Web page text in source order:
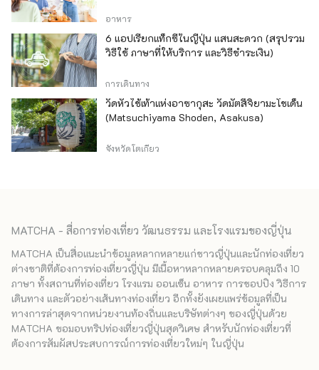
อาหาร
6 แอปเรียกแท็กซี่ในญี่ปุ่น แสนสะดวก (สรุปรวม
วิธีใช้ ภาษาที่ให้บริการ และวิธีชำระเงิน)
การเดินทาง
วัดหัวไช้เท้าแห่งอาซากุสะ วัดมัตสึจิยามะโชเด็น
(Matsuchiyama Shoden, Asakusa)
จังหวัดโตเกียว
MATCHA - สื่อการท่องเที่ยว วัฒนธรรม และโรงแรมของญี่ปุ่น
MATCHA เป็นสื่อแนะนำข้อมูลหลากหลายแก่ชาวญี่ปุ่นและนักท่องเที่ยว
ต่างชาติที่ต้องการท่องเที่ยวญี่ปุ่น มีเนื้อหาหลากหลายครอบคลุมถึง 10
ภาษา ทั้งสถานที่ท่องเที่ยว โรงแรม ออนเซ็น อาหาร การชอปปิง วิธีการ
เดินทาง และตัวอย่างเส้นทางท่องเที่ยว อีกทั้งยังเผยแพร่ข้อมูลที่เป็น
ทางการล่าสุดจากหน่วยงานท้องถิ่นและบริษัทต่างๆ ของญี่ปุ่นด้วย
MATCHA ขอมอบทริปท่องเที่ยวญี่ปุ่นสุดวิเศษ สำหรับนักท่องเที่ยวที่
ต้องการสัมผัสประสบการณ์การท่องเที่ยวใหม่ๆ ในญี่ปุ่น